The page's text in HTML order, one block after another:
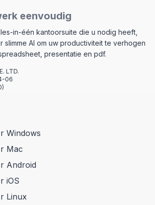
eenvoudig
in-één kantoorsuite die u nodig heeft,
slimme AI om uw productiviteit te verhogen
presentatie en pdf.
LTD.
06
Windows
Mac
Android
iOS
Linux